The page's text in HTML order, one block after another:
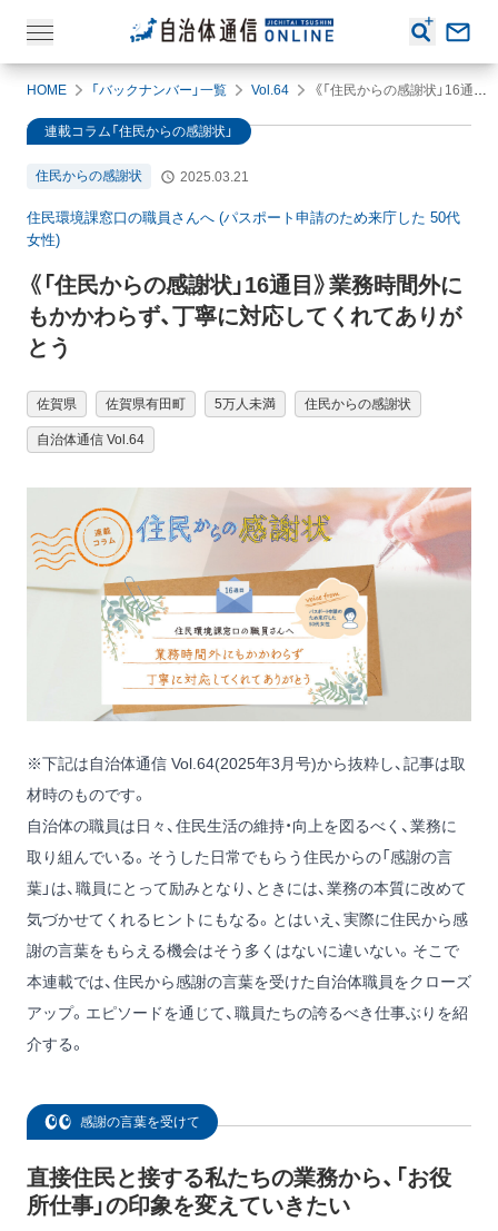
HOME 「バックナンバー」一覧 Vol.64 《「住民からの感謝状」16通目》業務時間外にもかかわらず、丁寧に対応してくれてありがとう
連載コラム「住民からの感謝状」
住民からの感謝状 2025.03.21
住民環境課窓口の職員さんへ (パスポート申請のため来庁した 50代
女性)
《「住民からの感謝状」16通目》業務時間外に
もかかわらず、丁寧に対応してくれてありが
とう
佐賀県 佐賀県有田町 5万人未満 住民からの感謝状
自治体通信 Vol.64
※下記は自治体通信 Vol.64(2025年3月号)から抜粋し、記事は取
材時のものです。
自治体の職員は日々、住民生活の維持・向上を図るべく、業務に
取り組んでいる。そうした日常でもらう住民からの「感謝の言
葉」は、職員にとって励みとなり、ときには、業務の本質に改めて
気づかせてくれるヒントにもなる。とはいえ、実際に住民から感
謝の言葉をもらえる機会はそう多くはないに違いない。そこで
本連載では、住民から感謝の言葉を受けた自治体職員をクローズ
アップ。エピソードを通じて、職員たちの誇るべき仕事ぶりを紹
介する。
感謝の言葉を受けて
直接住民と接する私たちの業務から、「お役
所仕事」の印象を変えていきたい